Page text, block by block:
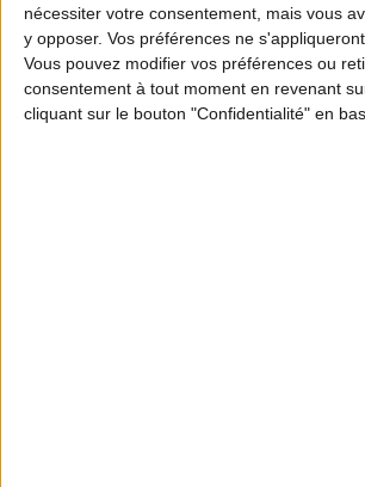
nécessiter votre consentement, mais vous
y opposer. Vos préférences ne s'appliqueront
Vous pouvez modifier vos préférences ou
consentement à tout moment en revenant
cliquant sur le bouton "Confidentialité" en